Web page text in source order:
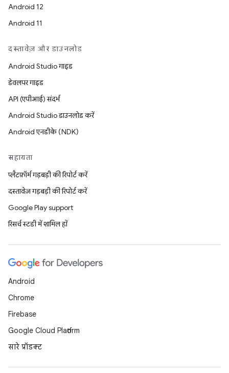
Android 12
Android 11
दस्तावेज़ और डाउनलोड
Android Studio गाइड
डेवलपर गाइड
API (एपीआई) संदर्भ
Android Studio डाउनलोड करें
Android एनडीके (NDK)
सहायता
प्लैटफ़ॉर्म गड़बड़ी की रिपोर्ट करें
दस्तावेज़ गड़बड़ी की रिपोर्ट करें
Google Play support
रिसर्च स्टडी में शामिल हों
Android
Chrome
Firebase
Google Cloud Platform
सारे प्रॉडक्ट